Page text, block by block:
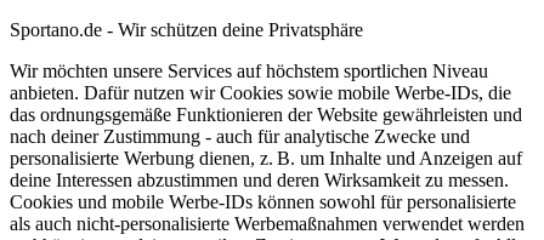
Sportano.de - Wir schützen deine Privatsphäre
Wir möchten unsere Services auf höchstem sportlichen Niveau
anbieten. Dafür nutzen wir Cookies sowie mobile Werbe-IDs, die
das ordnungsgemäße Funktionieren der Website gewährleisten und
nach deiner Zustimmung - auch für analytische Zwecke und
personalisierte Werbung dienen, z. B. um Inhalte und Anzeigen auf
deine Interessen abzustimmen und deren Wirksamkeit zu messen.
Cookies und mobile Werbe-IDs können sowohl für personalisierte
als auch nicht-personalisierte Werbemaßnahmen verwendet werden